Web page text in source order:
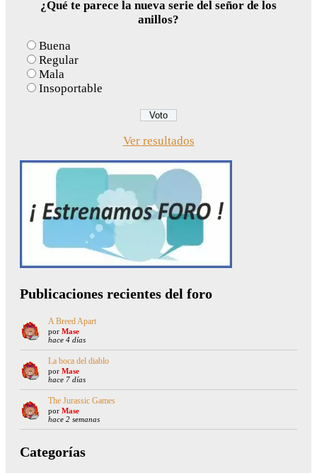
¿Qué te parece la nueva serie del señor de los
anillos?
Buena
Regular
Mala
Insoportable
Ver resultados
Publicaciones recientes del foro
A Breed Apart
por Mase
hace 4 días
La boca del diablo
por Mase
hace 7 días
The Jurassic Games
por Mase
hace 2 semanas
Categorías